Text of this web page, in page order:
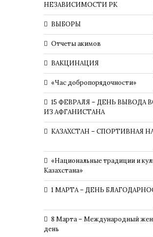
НЕЗАВИСИМОСТИ РК
ВЫБОРЫ
Отчеты акимов
ВАКЦИНАЦИЯ
«Час добропорядочности»
15 ФЕВРАЛЯ – ДЕНЬ ВЫВОДА
ИЗ АФГАНИСТАНА
КАЗАХСТАН – СПОРТИВНАЯ
«Национальные традиции и
Казахстана»
1 МАРТА – ДЕНЬ
8 Марта – Международный
день